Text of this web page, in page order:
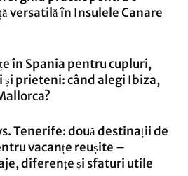
versatilă în Insulele Canare
în Spania pentru cupluri,
prieteni: când alegi Ibiza,
Tenerife: două destinații de
vacanțe reușite –
diferențe și sfaturi utile